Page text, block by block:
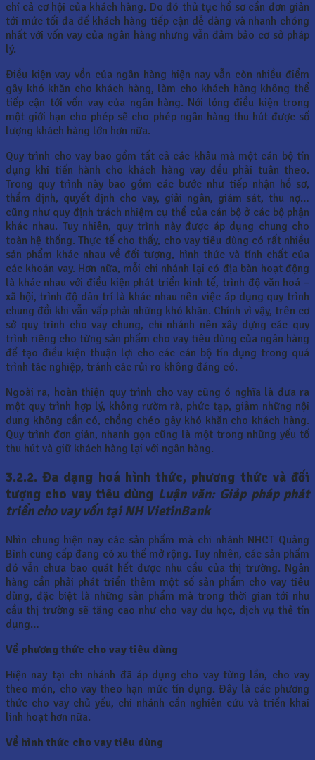
chí cả cơ hội của khách hàng. Do đó thủ tục hồ sơ cần đơn giản
tới mức tối đa để khách hàng tiếp cận dễ dàng và nhanh chóng
nhất với vốn vay của ngân hàng nhưng vẫn đảm bảo cơ sở pháp
lý.
Điều kiện vay vồn của ngân hàng hiện nay vẫn còn nhiều điểm
gây khó khăn cho khách hàng, làm cho khách hàng không thể
tiếp cận tới vốn vay của ngân hàng. Nới lỏng điều kiện trong
một giới hạn cho phép sẽ cho phép ngân hàng thu hút được số
lượng khách hàng lớn hơn nữa.
Quy trình cho vay bao gồm tất cả các khâu mà một cán bộ tín
dụng khi tiến hành cho khách hàng vay đều phải tuân theo.
Trong quy trình này bao gồm các bước như tiếp nhận hồ sơ,
thẩm định, quyết định cho vay, giải ngân, giám sát, thu nợ…
cũng như quy định trách nhiệm cụ thể của cán bộ ở các bộ phận
khác nhau. Tuy nhiên, quy trình này được áp dụng chung cho
toàn hệ thống. Thực tế cho thấy, cho vay tiêu dùng có rất nhiều
sản phẩm khác nhau về đối tượng, hình thức và tính chất của
các khoản vay. Hơn nữa, mỗi chi nhánh lại có địa bàn hoạt động
là khác nhau với điều kiện phát triển kinh tế, trình độ văn hoá –
xã hội, trình độ dân trí là khác nhau nên việc áp dụng quy trình
chung đồi khi vẫn vấp phải những khó khăn. Chính vì vậy, trên cơ
sở quy trình cho vay chung, chi nhánh nên xây dựng các quy
trình riêng cho từng sản phẩm cho vay tiêu dùng của ngân hàng
để tạo điều kiện thuận lợi cho các cán bộ tín dụng trong quá
trình tác nghiệp, tránh các rủi ro không đáng có.
Ngoài ra, hoàn thiện quy trình cho vay cũng ó nghĩa là đưa ra
một quy trình hợp lý, không rườm rà, phức tạp, giảm những nội
dung không cần có, chồng chéo gây khó khăn cho khách hàng.
Quy trình đơn giản, nhanh gọn cũng là một trong những yếu tố
thu hút và giữ khách hàng lại với ngân hàng.
3.2.2. Đa dạng hoá hình thức, phương thức và đối
tượng cho vay tiêu dùng Luận văn: Giảp pháp phát
triển cho vay vốn tại NH VietinBank
Nhìn chung hiện nay các sản phẩm mà chi nhánh NHCT Quảng
Bình cung cấp đang có xu thế mở rộng. Tuy nhiên, các sản phẩm
đó vẫn chưa bao quát hết được nhu cầu của thị trường. Ngân
hàng cần phải phát triển thêm một số sản phẩm cho vay tiêu
dùng, đặc biệt là những sản phẩm mà trong thời gian tới nhu
cầu thị trường sẽ tăng cao như cho vay du học, dịch vụ thẻ tín
dụng…
Về phương thức cho vay tiêu dùng
Hiện nay tại chi nhánh đã áp dụng cho vay từng lần, cho vay
theo món, cho vay theo hạn mức tín dụng. Đây là các phương
thức cho vay chủ yếu, chi nhánh cần nghiên cứu và triển khai
linh hoạt hơn nữa.
Về hình thức cho vay tiêu dùng